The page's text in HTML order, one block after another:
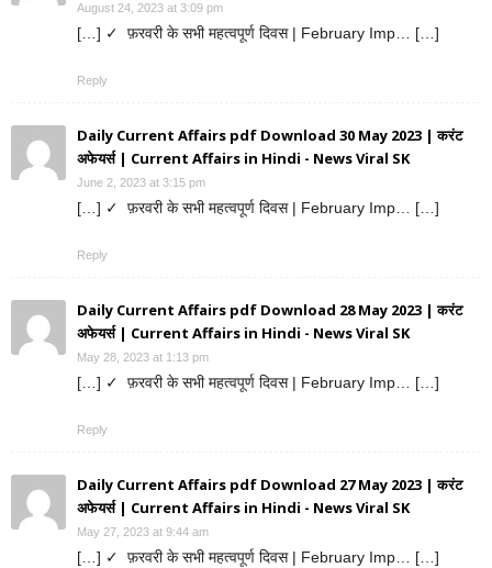
August 24, 2023 at 3:09 pm
[…] ✓ फ़रवरी के सभी महत्वपूर्ण दिवस | February Imp… […]
Reply
Daily Current Affairs pdf Download 30 May 2023 | करंट
अफेयर्स | Current Affairs in Hindi - News Viral SK
June 2, 2023 at 3:15 pm
[…] ✓ फ़रवरी के सभी महत्वपूर्ण दिवस | February Imp… […]
Reply
Daily Current Affairs pdf Download 28 May 2023 | करंट
अफेयर्स | Current Affairs in Hindi - News Viral SK
May 28, 2023 at 1:13 pm
[…] ✓ फ़रवरी के सभी महत्वपूर्ण दिवस | February Imp… […]
Reply
Daily Current Affairs pdf Download 27 May 2023 | करंट
अफेयर्स | Current Affairs in Hindi - News Viral SK
May 27, 2023 at 9:44 am
[…] ✓ फ़रवरी के सभी महत्वपूर्ण दिवस | February Imp… […]